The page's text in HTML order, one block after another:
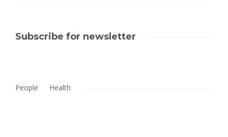
Subscribe for newsletter
People Health